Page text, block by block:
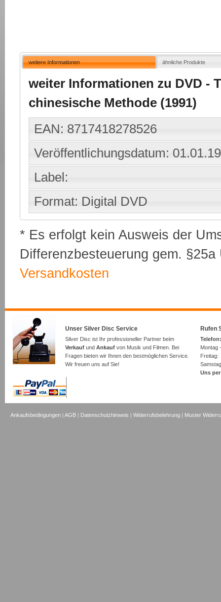
weitere Informationen ähnliche Produkte
weiter Informationen zu DVD -
chinesische Methode (1991)
EAN: 8717418278526
Veröffentlichungsdatum:
Label:
Format: Digital DVD
* Es erfolgt kein Ausweis der
Differenzbesteuerung gem.
Versandkosten
Unser Silver Disc Service
Silver Disc ist Ihr professioneller Partner beim
Verkauf und Ankauf von Musik und Filmen. Bei
Fragen bieten wir Ihnen den bestmöglichen Service.
Wir freuen uns auf Sie!
Rufen
Montag
Uns
Ankaufsbedingungen |AGB | Datenschutzhinweis |Widerrufsbelehrung | Muster